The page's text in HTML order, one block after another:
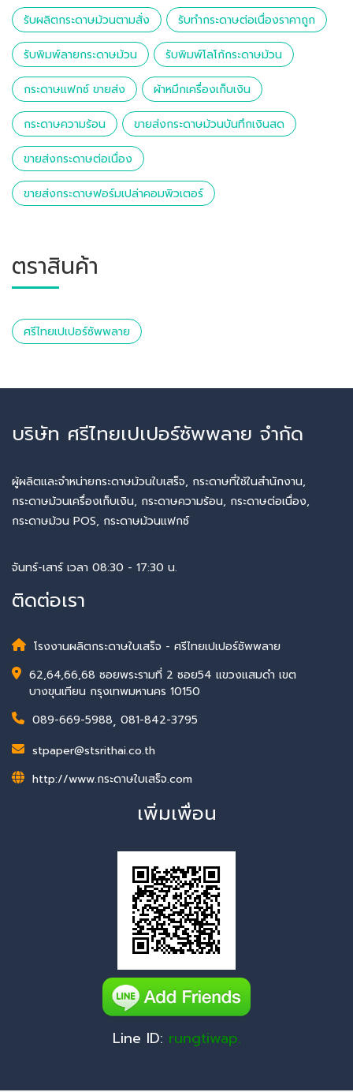
รับผลิตกระดาษม้วนตามสั่ง รับทำกระดาษต่อเนื่องราคาถูก
รับพิมพ์ลายกระดาษม้วน รับพิมพ์โลโก้กระดาษม้วน
กระดาษแฟกซ์ ขายส่ง ผ้าหมึกเครื่องเก็บเงิน
กระดาษความร้อน ขายส่งกระดาษม้วนบันทึกเงินสด
ขายส่งกระดาษต่อเนื่อง
ขายส่งกระดาษฟอร์มเปล่าคอมพิวเตอร์
ตราสินค้า
ศรีไทยเปเปอร์ซัพพลาย
บริษัท ศรีไทยเปเปอร์ซัพพลาย จำกัด
ผู้ผลิตและจำหน่ายกระดาษม้วนใบเสร็จ, กระดาษที่ใช้ในสำนักงาน,
กระดาษม้วนเครื่องเก็บเงิน, กระดาษความร้อน, กระดาษต่อเนื่อง,
กระดาษม้วน POS, กระดาษม้วนแฟกซ์
จันทร์-เสาร์ เวลา 08:30 - 17:30 น.
ติดต่อเรา
โรงงานผลิตกระดาษใบเสร็จ - ศรีไทยเปเปอร์ซัพพลาย
62,64,66,68 ซอยพระรามที่ 2 ซอย54 แขวงแสมดำ เขต
บางขุนเทียน กรุงเทพมหานคร 10150
089-669-5988, 081-842-3795
stpaper@stsrithai.co.th
http://www.กระดาษใบเสร็จ.com
เพิ่มเพื่อน
Line ID: rungtiwap.